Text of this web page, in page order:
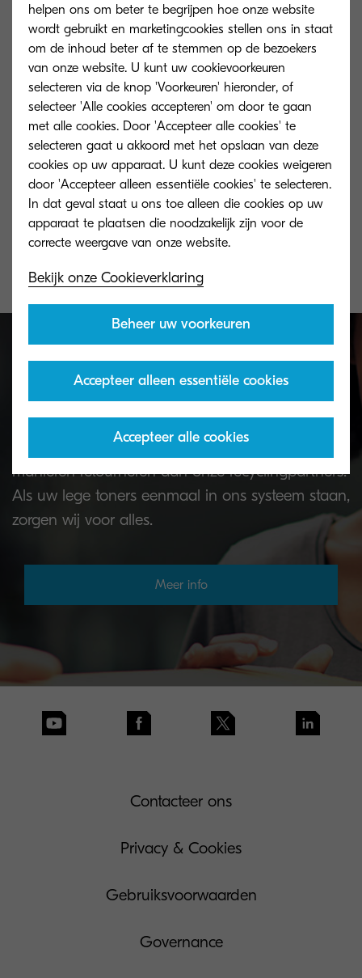
ECOSYS P2235dn
Betrouwbaar en lage TCO.
ECOSYS
Extremely
components
Toner terugname programma
Lege KYOCERA-toners kunt u op verschillende
manieren retourneren aan onze recyclingpartners.
Als uw lege toners eenmaal in ons systeem staan,
zorgen wij voor alles.
Meer info
Contacteer ons
Privacy & Cookies
Gebruiksvoorwaarden
Governance
helpen ons om beter te begrijpen hoe onze website
wordt gebruikt en marketingcookies stellen ons in staat
om de inhoud beter af te stemmen op de bezoekers
van onze website. U kunt uw cookievoorkeuren
selecteren via de knop 'Voorkeuren' hieronder, of
selecteer 'Alle cookies accepteren' om door te gaan
met alle cookies. Door 'Accepteer alle cookies' te
selecteren gaat u akkoord met het opslaan van deze
cookies op uw apparaat. U kunt deze cookies weigeren
door 'Accepteer alleen essentiële cookies' te selecteren.
In dat geval staat u ons toe alleen die cookies op uw
apparaat te plaatsen die noodzakelijk zijn voor de
Bekijk onze Cookieverklaring
Beheer uw voorkeuren
Accepteer alleen essentiële cookies
Accepteer alle cookies